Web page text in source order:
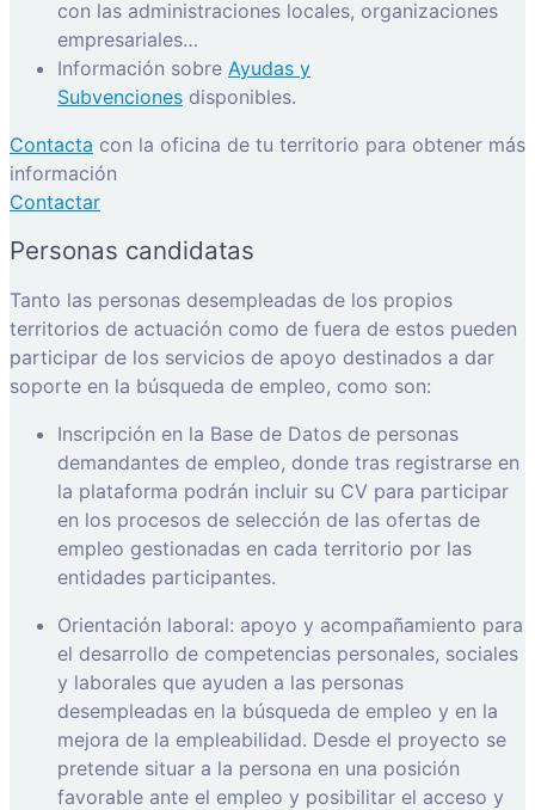
con las administraciones locales, organizaciones
empresariales…
Información sobre Ayudas y
Subvenciones disponibles.
Contacta con la oficina de tu territorio para obtener más
información
Contactar
Personas candidatas
Tanto las personas desempleadas de los propios
territorios de actuación como de fuera de estos pueden
participar de los servicios de apoyo destinados a dar
soporte en la búsqueda de empleo, como son:
Inscripción en la Base de Datos de personas
demandantes de empleo, donde tras registrarse en
la plataforma podrán incluir su CV para participar
en los procesos de selección de las ofertas de
empleo gestionadas en cada territorio por las
entidades participantes.
Orientación laboral: apoyo y acompañamiento para
el desarrollo de competencias personales, sociales
y laborales que ayuden a las personas
desempleadas en la búsqueda de empleo y en la
mejora de la empleabilidad. Desde el proyecto se
pretende situar a la persona en una posición
favorable ante el empleo y posibilitar el acceso y